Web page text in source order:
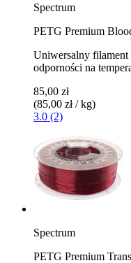
Spectrum
PETG Premium
Uniwersalny filament
odporności na
85,00 zł
(85,00 zł / kg)
3.0 (2)
Spectrum
PETG Premium